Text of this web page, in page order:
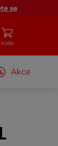
se
Košík
Akce